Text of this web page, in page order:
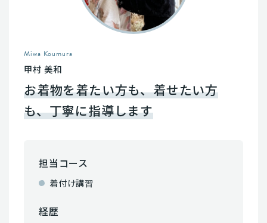
Miwa Koumura
甲村 美和
お着物を着たい方も、着せたい方
も、丁寧に指導します
担当コース
着付け講習
経歴